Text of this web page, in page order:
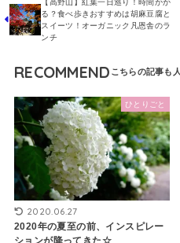
【高野山】紅葉一日巡り！時間かか
る？食べ歩きおすすめは胡麻豆腐と
スイーツ！オーガニック凡恩舎のラ
ンチ
RECOMMEND
ひとりごと
2020.06.27
2020年の夏至の前、インスピレー
ションが降ってきた☆